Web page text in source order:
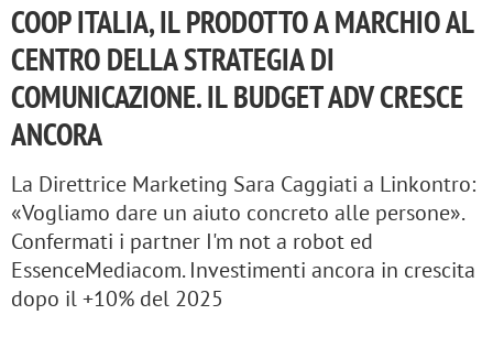
COOP ITALIA, IL PRODOTTO A MARCHIO AL
CENTRO DELLA STRATEGIA DI
COMUNICAZIONE. IL BUDGET ADV CRESCE
ANCORA
La Direttrice Marketing Sara Caggiati a Linkontro:
«Vogliamo dare un aiuto concreto alle persone».
Confermati i partner I'm not a robot ed
EssenceMediacom. Investimenti ancora in crescita
dopo il +10% del 2025